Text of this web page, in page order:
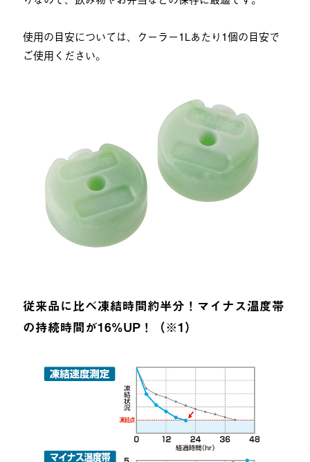
使用の目安については、クーラー1Lあたり1個の目安で
ご使用ください。
従来品に比べ凍結時間約半分！マイナス温度帯
の持続時間が16%UP！（※1）